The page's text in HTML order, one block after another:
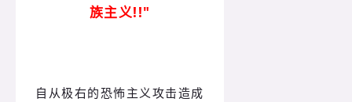
族主义!!"
自从极右的恐怖主义攻击造成